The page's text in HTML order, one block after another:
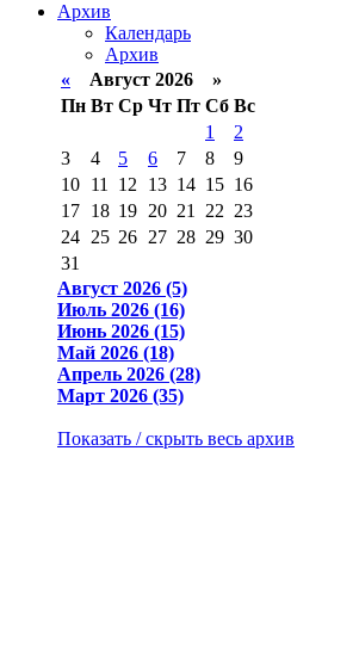
Архив
Календарь
Архив
« Август 2026 »
Пн Вт Ср Чт Пт Сб Вс
1
2
3
4 5 6 7 8
9
10 11 12 13 14 15 16
17 18 19 20 21 22 23
24 25 26 27 28 29 30
31
Август 2026 (5)
Июль 2026 (16)
Июнь 2026 (15)
Май 2026 (18)
Апрель 2026 (28)
Март 2026 (35)
Показать / скрыть весь архив